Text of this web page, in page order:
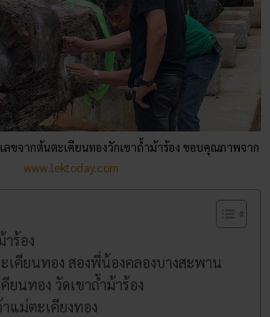
ขจากต้นตะเคียนทองวักเขาถ้ำม้าร้อง ขอบคุณภาพจาก
www.lektoday.com
าร้อง
เคียนทอง ​สองพี่น้องคลองบางสะพาน
นทอง​ ​วัดเขาถ้ำม้าร้อง
แม่ตะเคียงทอง